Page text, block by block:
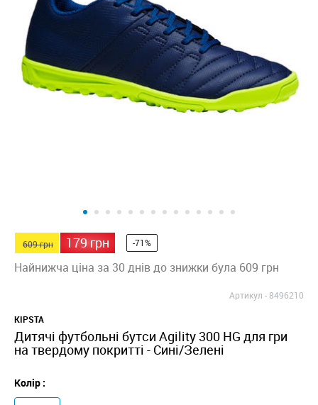
609 грн 179 грн -71%
Найнижча ціна за 30 днів до знижки була 609 грн
Артикул -8496210
KIPSTA
Дитячі футбольні бутси Agility 300 HG для гри
на твердому покритті - Сині/Зелені
Колір :